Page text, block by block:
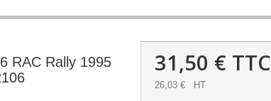
RAC Rally 1995
31,50 € TTC
26,03 € HT